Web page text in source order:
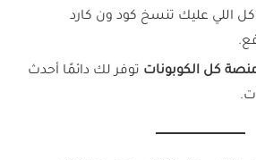
اللي عليك تنسخ كود ون كارد
كل الكوبونات توفر لك دائمًا أحدث